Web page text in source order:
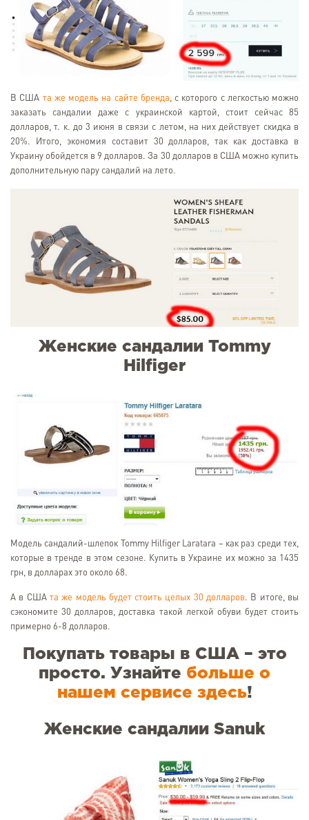
В США та же модель на сайте бренда, с которого с легкостью можно
заказать сандалии даже с украинской картой, стоит сейчас 85
долларов, т. к. до 3 июня в связи с летом, на них действует скидка в
20%. Итого, экономия составит 30 долларов, так как доставка в
Украину обойдется в 9 долларов. За 30 долларов в США можно купить
дополнительную пару сандалий на лето.
Женские сандалии Tommy
Hilfiger
Модель сандалий-шлепок Tommy Hilfiger Laratara – как раз среди тех,
которые в тренде в этом сезоне. Купить в Украине их можно за 1435
грн, в долларах это около 68.
А в США та же модель будет стоить целых 30 долларов. В итоге, вы
сэкономите 30 долларов, доставка такой легкой обуви будет стоить
примерно 6-8 долларов.
Покупать товары в США – это
просто. Узнайте больше о
нашем сервисе здесь!
Женские сандалии Sanuk